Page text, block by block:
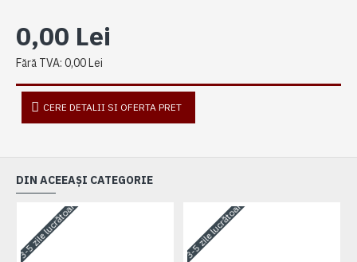
0,00 Lei
Fără TVA: 0,00 Lei
CERE DETALII SI OFERTA PRET
DIN ACEEAȘI CATEGORIE
3-5 zile lucrătoare 3-5 zile lucrătoare